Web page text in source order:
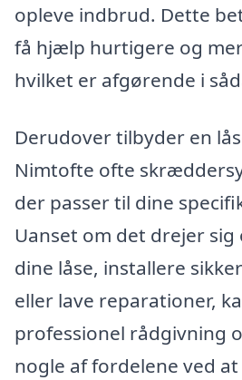
opleve indbrud. Dette
få hjælp hurtigere og
hvilket er afgørende i
Derudover tilbyder en
Nimtofte ofte
der passer til dine
Uanset om det drejer
dine låse, installere
eller lave reparationer,
professionel rådgivning
nogle af fordelene ved